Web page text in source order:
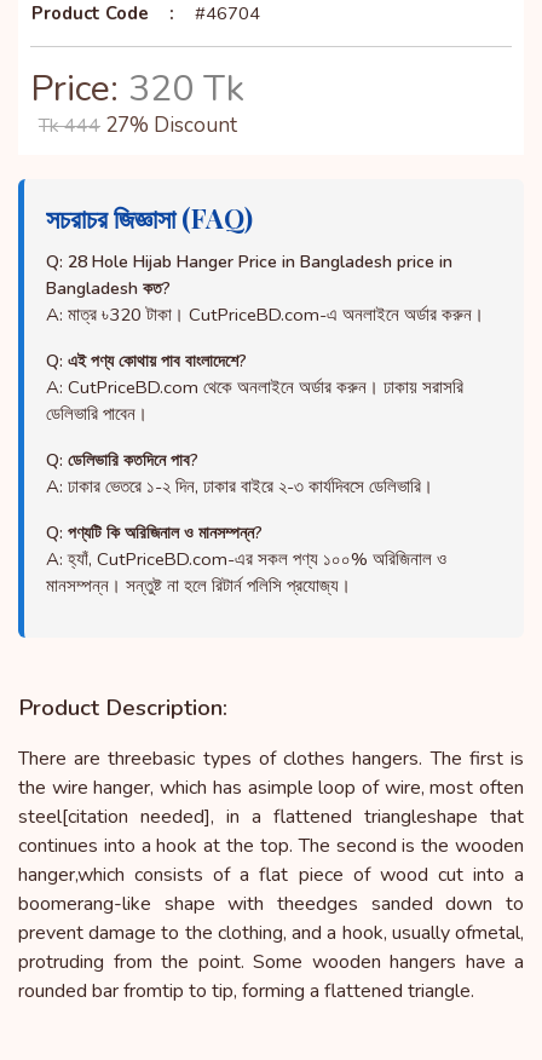
Product Code : #46704
Price: 320 Tk
Tk 444 27% Discount
সচরাচর জিজ্ঞাসা (FAQ)
Q: 28 Hole Hijab Hanger Price in Bangladesh price in
Bangladesh কত?
A: মাত্র ৳320 টাকা। CutPriceBD.com-এ অনলাইনে অর্ডার করুন।
Q: এই পণ্য কোথায় পাব বাংলাদেশে?
A: CutPriceBD.com থেকে অনলাইনে অর্ডার করুন। ঢাকায় সরাসরি
ডেলিভারি পাবেন।
Q: ডেলিভারি কতদিনে পাব?
A: ঢাকার ভেতরে ১-২ দিন, ঢাকার বাইরে ২-৩ কার্যদিবসে ডেলিভারি।
Q: পণ্যটি কি অরিজিনাল ও মানসম্পন্ন?
A: হ্যাঁ, CutPriceBD.com-এর সকল পণ্য ১০০% অরিজিনাল ও
মানসম্পন্ন। সন্তুষ্ট না হলে রিটার্ন পলিসি প্রযোজ্য।
Product Description:
There are threebasic types of clothes hangers. The first is
the wire hanger, which has asimple loop of wire, most often
steel[citation needed], in a flattened triangleshape that
continues into a hook at the top. The second is the wooden
hanger,which consists of a flat piece of wood cut into a
boomerang-like shape with theedges sanded down to
prevent damage to the clothing, and a hook, usually ofmetal,
protruding from the point. Some wooden hangers have a
rounded bar fromtip to tip, forming a flattened triangle.